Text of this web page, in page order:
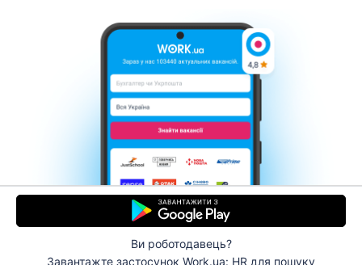
Ви роботодавець?
Завантажте застосунок Work.ua: HR для пошуку
Контакти Про нас
Кар’єра
Допомога Умови використання
© 2006–2026 Work.ua. Сервіс пошуку роботи №1 в